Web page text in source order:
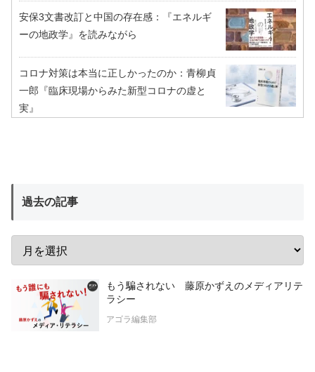
安保3文書改訂と中国の存在感：『エネルギ
ーの地政学』を読みながら
コロナ対策は本当に正しかったのか：青柳貞
一郎『臨床現場からみた新型コロナの虚と
実』
過去の記事
もう騙されない 藤原かずえのメディアリテ
ラシー
アゴラ編集部